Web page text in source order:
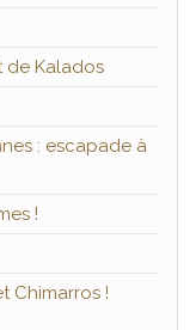
de Kalados
: escapade à
!
Chimarros !